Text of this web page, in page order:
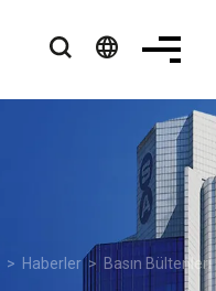
language
> Haberler> Basın Bültenleri